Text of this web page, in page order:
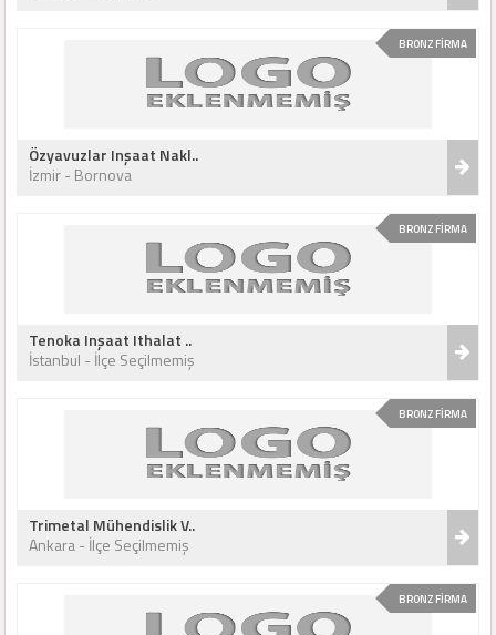
BRONZ FİRMA
Özyavuzlar Inşaat Nakl..
İzmir - Bornova
BRONZ FİRMA
Tenoka Inşaat Ithalat ..
İstanbul - İlçe Seçilmemiş
BRONZ FİRMA
Trimetal Mühendislik V..
Ankara - İlçe Seçilmemiş
BRONZ FİRMA